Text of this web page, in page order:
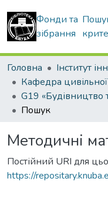
Фонди та
зібрання
Головна
Пошук
Методичні
Постійний URI для
https://